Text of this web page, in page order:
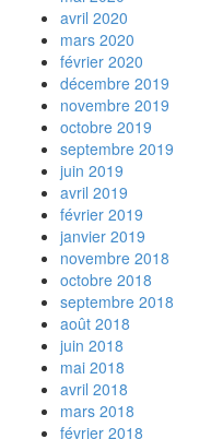
avril 2020
mars 2020
février 2020
décembre 2019
novembre 2019
octobre 2019
septembre 2019
juin 2019
avril 2019
février 2019
janvier 2019
novembre 2018
octobre 2018
septembre 2018
août 2018
juin 2018
mai 2018
avril 2018
mars 2018
février 2018